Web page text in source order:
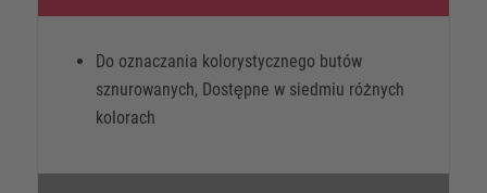
Do oznaczania kolorystycznego butów
sznurowanych, Dostępne w siedmiu różnych
kolorach